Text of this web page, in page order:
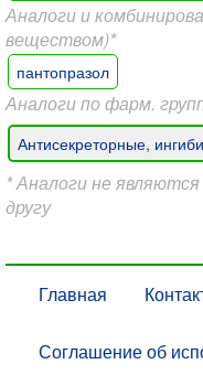
Аналоги и
веществом)*
пантопразол
Аналоги по фарм.
Антисекреторные,
* Аналоги не
другу
Главная
Соглашение об